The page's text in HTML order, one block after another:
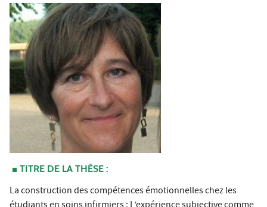
TITRE DE LA THÈSE :
La construction des compétences émotionnelles chez les